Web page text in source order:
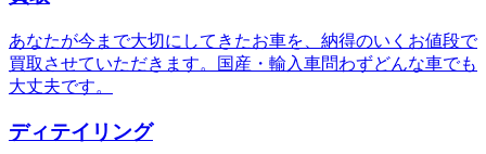
あなたが今まで大切にしてきたお車を、納得のいくお値段で
買取させていただきます。国産・輸入車問わずどんな車でも
大丈夫です。
ディテイリング